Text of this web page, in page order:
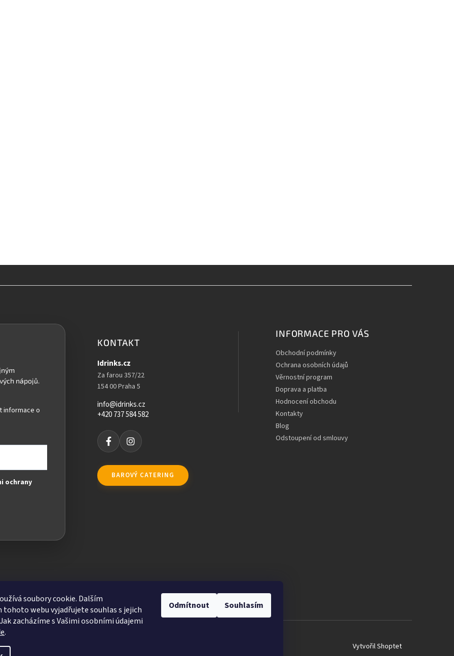
soubory cookie. Dalším
tohoto webu vyjadřujete souhlas s jejich
zacházíme s Vašimi osobními údajemi
.
Odmítnout Souhlasím
informace o
ochrany
KONTAKT
Idrinks.cz
Za farou 357/22
154 00 Praha 5
info@idrinks.cz
+420 737 584 582
BAROVÝ CATERING
INFORMACE PRO VÁS
Obchodní podmínky
Ochrana osobních údajů
Věrnostní program
Doprava a platba
Hodnocení obchodu
Kontakty
Blog
Odstoupení od smlouvy
Vytvořil Shoptet
nastavení cookies